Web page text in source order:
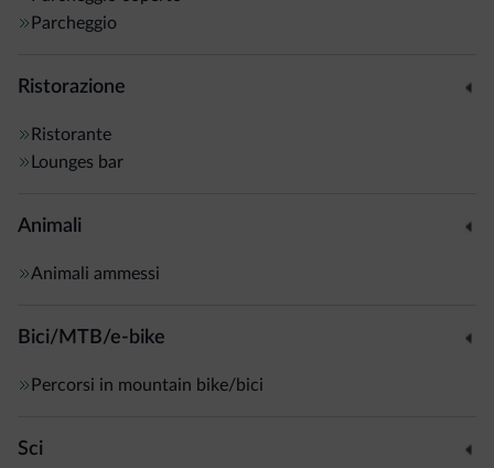
Parcheggio
Ristorazione
Ristorante
Lounges bar
Animali
Animali ammessi
Bici/MTB/e-bike
Percorsi in mountain bike/bici
Sci